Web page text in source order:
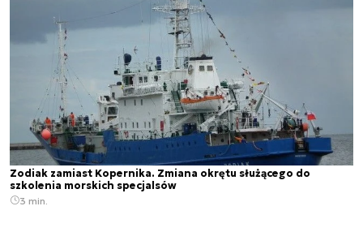
Zodiak zamiast Kopernika. Zmiana okrętu służącego do
szkolenia morskich specjalsów
3 min.